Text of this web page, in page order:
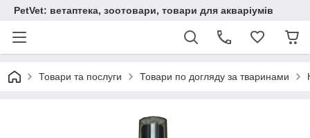
PetVet: ветаптека, зоотовари, товари для акваріумів
Товари та послуги Товари по догляду за тваринами